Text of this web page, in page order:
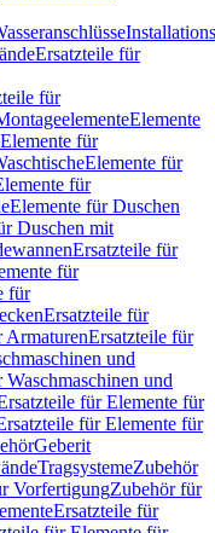
Ersatzteile für
für
Elemente
Elemente für
Elemente für
für
Elemente für Duschen
Duschen mit
Ersatzteile für
für
für
Ersatzteile für
ArmaturenErsatzteile für
und
und
für Elemente für
für Elemente für
Geberit
TragsystemeZubehör
VorfertigungZubehör für
Ersatzteile für